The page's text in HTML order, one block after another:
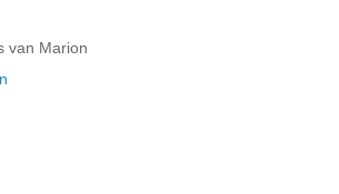
van Marion